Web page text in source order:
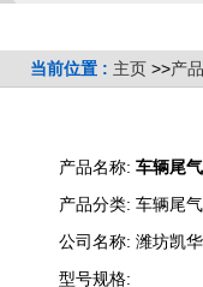
当前位置 : 主页 >>产
产品名称: 车辆尾
产品分类: 车辆尾
公司名称: 潍坊凯
型号规格: